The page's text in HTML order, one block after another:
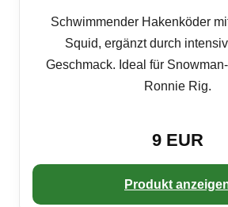
Schwimmender Hakenköder
Squid, ergänzt durch
Geschmack. Ideal für
Ronnie Rig.
9 EUR
Produkt